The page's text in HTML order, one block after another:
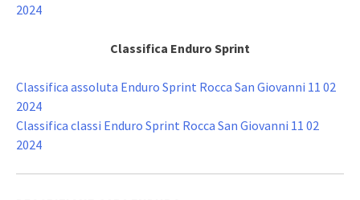
2024
Classifica Enduro Sprint
Classifica assoluta Enduro Sprint Rocca San Giovanni 11 02
2024
Classifica classi Enduro Sprint Rocca San Giovanni 11 02
2024